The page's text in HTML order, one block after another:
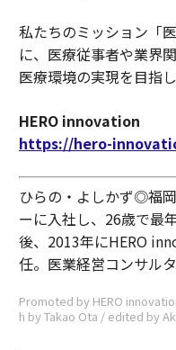
私たちのミッション「
に、医療従事者や業界
医療環境の実現を目指
HERO innovation
https://hero-
ひらの・よしかず◎福
ーに入社し、26歳で最
後、2013年にHERO
任。医業経営コンサル
Promoted by HERO
h by Takao Ota / edited by